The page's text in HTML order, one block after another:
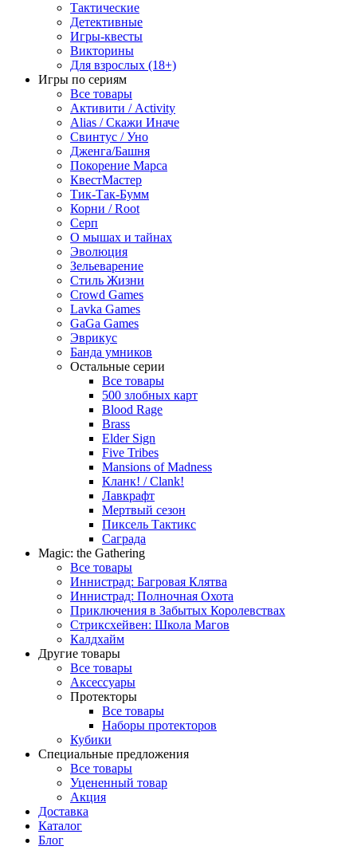
Тактические
Детективные
Игры-квесты
Викторины
Для взрослых (18+)
Игры по сериям
Все товары
Активити / Activity
Alias / Скажи Иначе
Свинтус / Уно
Дженга/Башня
Покорение Марса
КвестМастер
Тик-Так-Бумм
Корни / Root
Серп
О мышах и тайнах
Эволюция
Зельеварение
Стиль Жизни
Crowd Games
Lavka Games
GaGa Games
Эврикус
Банда умников
Остальные серии
Все товары
500 злобных карт
Blood Rage
Brass
Elder Sign
Five Tribes
Mansions of Madness
Кланк! / Clank!
Лавкрафт
Мертвый сезон
Пиксель Тактикс
Саграда
Magic: the Gathering
Все товары
Иннистрад: Багровая Клятва
Иннистрад: Полночная Охота
Приключения в Забытых Королевствах
Стриксхейвен: Школа Магов
Калдхайм
Другие товары
Все товары
Аксессуары
Протекторы
Все товары
Наборы протекторов
Кубики
Специальные предложения
Все товары
Уцененный товар
Акция
Доставка
Каталог
Блог